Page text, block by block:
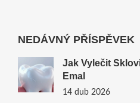
NEDÁVNÝ PŘÍSPĚVEK
Jak Vylečit
Emal
14 dub 2026